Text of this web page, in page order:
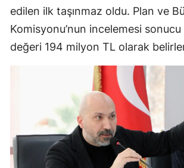
edilen ilk taşınmaz oldu. Plan ve
Komisyonu’nun incelemesi sonucu
değeri 194 milyon TL olarak